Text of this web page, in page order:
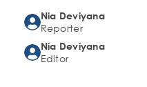
Nia Deviyana
Reporter
Nia Deviyana
Editor